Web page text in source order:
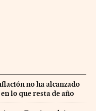
no ha alcanzado
lo que resta de año